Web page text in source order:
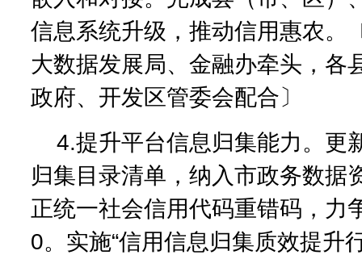
信息系统升级，推动信用惠农。
大数据发展局、金融办牵头，各
政府、开发区管委会配合〕
4.提升平台信息归集能力。更
归集目录清单，纳入市政务数据
正统一社会信用代码重错码，力
0。实施“信用信息归集质效提升